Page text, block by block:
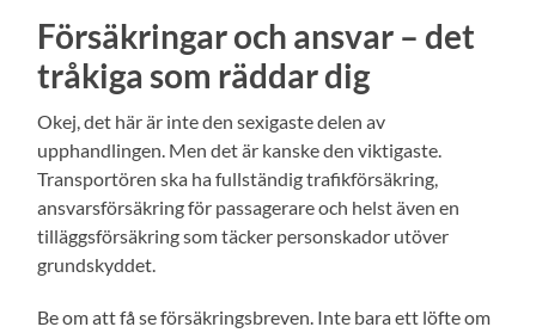
Försäkringar och ansvar – det
tråkiga som räddar dig
Okej, det här är inte den sexigaste delen av
upphandlingen. Men det är kanske den viktigaste.
Transportören ska ha fullständig trafikförsäkring,
ansvarsförsäkring för passagerare och helst även en
tilläggsförsäkring som täcker personskador utöver
grundskyddet.
Be om att få se försäkringsbreven. Inte bara ett löfte om